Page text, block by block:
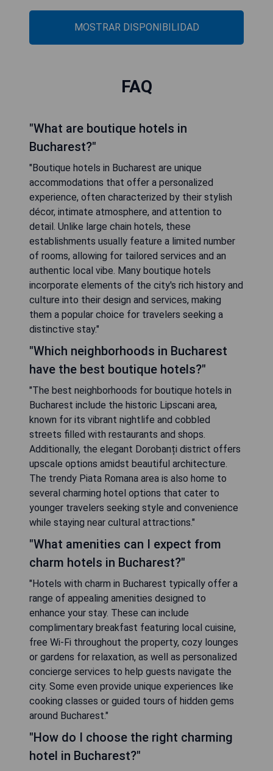
MOSTRAR DISPONIBILIDAD
FAQ
"What are boutique hotels in
Bucharest?"
"Boutique hotels in Bucharest are unique
accommodations that offer a personalized
experience, often characterized by their stylish
décor, intimate atmosphere, and attention to
detail. Unlike large chain hotels, these
establishments usually feature a limited number
of rooms, allowing for tailored services and an
authentic local vibe. Many boutique hotels
incorporate elements of the city's rich history and
culture into their design and services, making
them a popular choice for travelers seeking a
distinctive stay."
"Which neighborhoods in Bucharest
have the best boutique hotels?"
"The best neighborhoods for boutique hotels in
Bucharest include the historic Lipscani area,
known for its vibrant nightlife and cobbled
streets filled with restaurants and shops.
Additionally, the elegant Dorobanți district offers
upscale options amidst beautiful architecture.
The trendy Piata Romana area is also home to
several charming hotel options that cater to
younger travelers seeking style and convenience
while staying near cultural attractions."
"What amenities can I expect from
charm hotels in Bucharest?"
"Hotels with charm in Bucharest typically offer a
range of appealing amenities designed to
enhance your stay. These can include
complimentary breakfast featuring local cuisine,
free Wi-Fi throughout the property, cozy lounges
or gardens for relaxation, as well as personalized
concierge services to help guests navigate the
city. Some even provide unique experiences like
cooking classes or guided tours of hidden gems
around Bucharest."
"How do I choose the right charming
hotel in Bucharest?"